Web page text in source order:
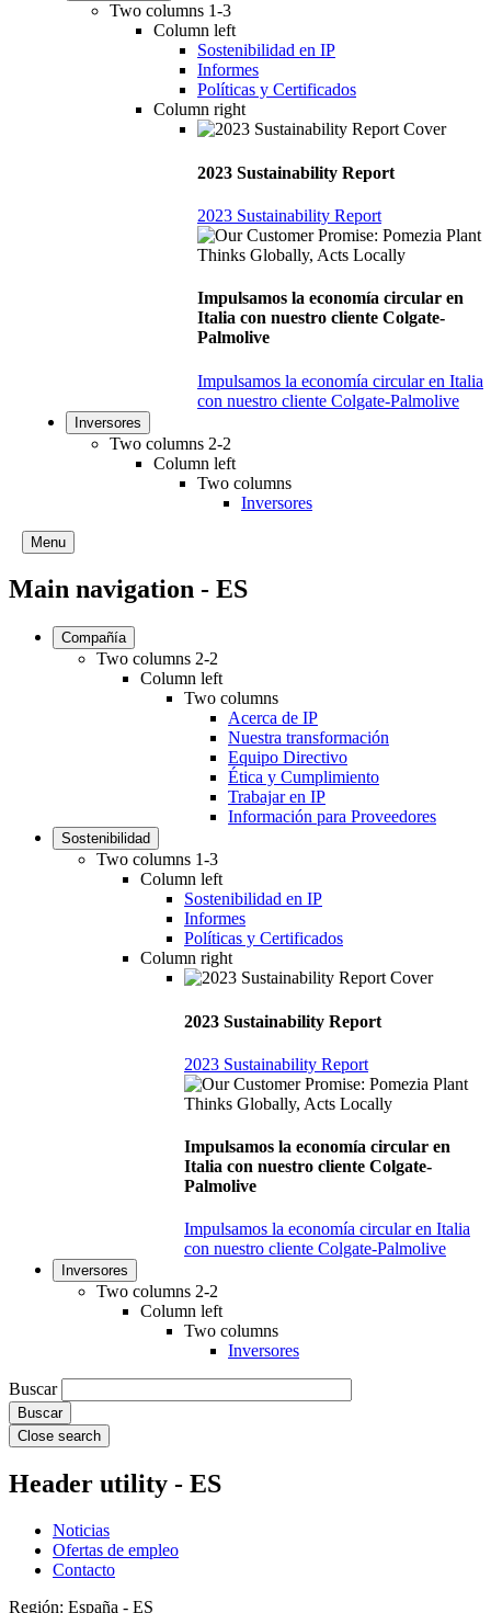
Two columns 1-3
Column left
Sostenibilidad en IP
Informes
Políticas y Certificados
Column right
2023 Sustainability Report
2023 Sustainability Report
Impulsamos la economía circular en
Italia con nuestro cliente Colgate-
Palmolive
Impulsamos la economía circular en Italia
con nuestro cliente Colgate-Palmolive
Inversores
Two columns 2-2
Column left
Two columns
Inversores
Menu
Main navigation - ES
Compañía
Two columns 2-2
Column left
Two columns
Acerca de IP
Nuestra transformación
Equipo Directivo
Ética y Cumplimiento
Trabajar en IP
Información para Proveedores
Sostenibilidad
Two columns 1-3
Column left
Sostenibilidad en IP
Informes
Políticas y Certificados
Column right
2023 Sustainability Report
2023 Sustainability Report
Impulsamos la economía circular en
Italia con nuestro cliente Colgate-
Palmolive
Impulsamos la economía circular en Italia
con nuestro cliente Colgate-Palmolive
Inversores
Two columns 2-2
Column left
Two columns
Inversores
Buscar
Close search
Header utility - ES
Noticias
Ofertas de empleo
Contacto
Región: España - ES